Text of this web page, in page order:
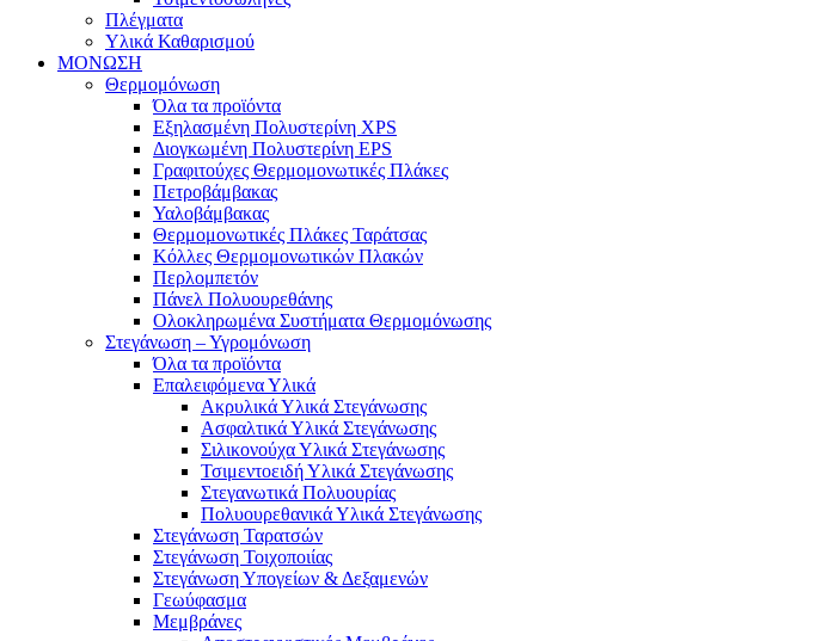
Πλέγματα
Υλικά Καθαρισμού
ΜΟΝΩΣΗ
Θερμομόνωση
Όλα τα προϊόντα
Εξηλασμένη Πολυστερίνη XPS
Διογκωμένη Πολυστερίνη EPS
Γραφιτούχες Θερμομονωτικές Πλάκες
Πετροβάμβακας
Υαλοβάμβακας
Θερμομονωτικές Πλάκες Ταράτσας
Κόλλες Θερμομονωτικών Πλακών
Περλομπετόν
Πάνελ Πολυουρεθάνης
Ολοκληρωμένα Συστήματα Θερμομόνωσης
Στεγάνωση – Υγρομόνωση
Όλα τα προϊόντα
Επαλειφόμενα Υλικά
Ακρυλικά Υλικά Στεγάνωσης
Ασφαλτικά Υλικά Στεγάνωσης
Σιλικονούχα Υλικά Στεγάνωσης
Τσιμεντοειδή Υλικά Στεγάνωσης
Στεγανωτικά Πολυουρίας
Πολυουρεθανικά Υλικά Στεγάνωσης
Στεγάνωση Ταρατσών
Στεγάνωση Τοιχοποιίας
Στεγάνωση Υπογείων & Δεξαμενών
Γεωύφασμα
Μεμβράνες